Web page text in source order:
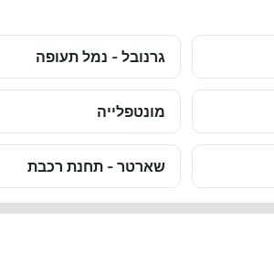
גרנובל - נמל תעופה
מונטפלייה
שארטר - תחנת רכבת